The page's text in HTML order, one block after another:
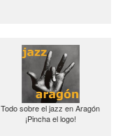
Todo sobre el jazz en Aragón
¡Pincha el logo!